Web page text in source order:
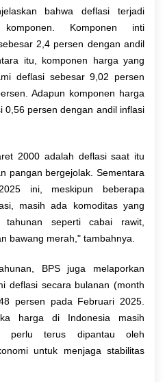
bahwa deflasi terjadi
Komponen inti
2,4 persen dengan andil
itu, komponen harga yang
deflasi sebesar 9,02 persen
Adapun komponen harga
0,56 persen dengan andil inflasi
2000 adalah deflasi saat itu
pangan bergejolak. Sementara
ini, meskipun beberapa
masih ada komoditas yang
tahunan seperti cabai rawit,
bawang merah," tambahnya.
BPS juga melaporkan
deflasi secara bulanan (month
persen pada Februari 2025.
harga di Indonesia masih
perlu terus dipantau oleh
untuk menjaga stabilitas